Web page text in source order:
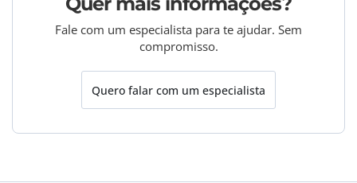
Fale com um especialista para te ajudar. Sem
compromisso.
Quero falar com um especialista